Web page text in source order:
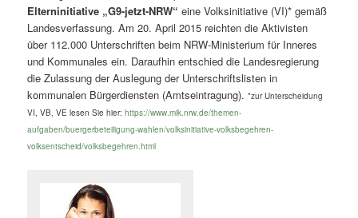
Elterninitiative „G9-jetzt-NRW“ eine Volksinitiative (VI)* gemäß
Landesverfassung. Am 20. April 2015 reichten die Aktivisten
über 112.000 Unterschriften beim NRW-Ministerium für Inneres
und Kommunales ein. Daraufhin entschied die Landesregierung
die Zulassung der Auslegung der Unterschriftslisten in
kommunalen Bürgerdiensten (Amtseintragung).*zur Unterscheidung
VI, VB, VE lesen Sie hier:https://www.mik.nrw.de/themen-
aufgaben/buergerbeteiligung-wahlen/volksinitiative-volksbegehren-
volksentscheid/volksbegehren.html